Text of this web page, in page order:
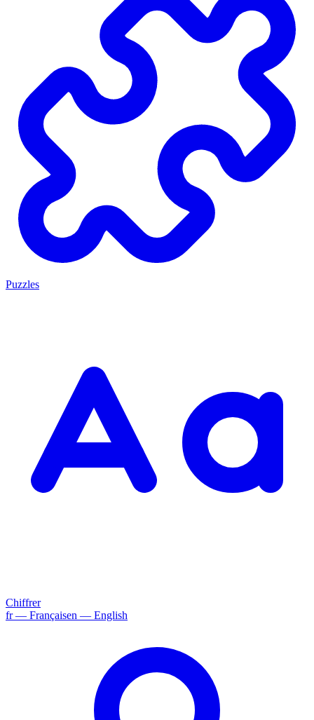
Puzzles
Chiffrer
fr— Françaisen — English